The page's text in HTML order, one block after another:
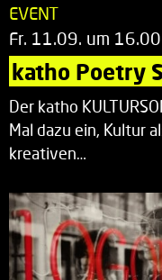
EVENT
Fr. 11.09. um
katho Poetry
Der katho
Mal dazu ein, Kultur
kreativen…